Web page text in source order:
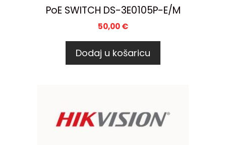
PoE SWITCH DS-3E0105P-E/M
50,00€
Dodaj u košaricu